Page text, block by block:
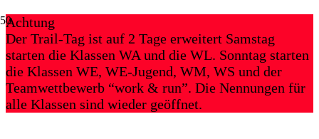
Achtung
Der Trail-Tag ist auf 2 Tage erweitert Samstag
starten die Klassen WA und die WL. Sonntag starten
die Klassen WE, WE-Jugend, WM, WS und der
Teamwettbewerb “work & run”. Die Nennungen für
alle Klassen sind wieder geöffnet.